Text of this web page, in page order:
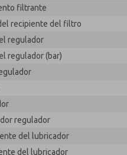
filtrante
recipiente del filtro
regulador
regulador (bar)
regulador
del lubricador
del lubricador